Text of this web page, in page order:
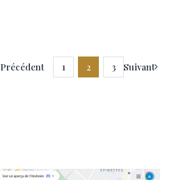
Précédent 1 2 3 Suivant